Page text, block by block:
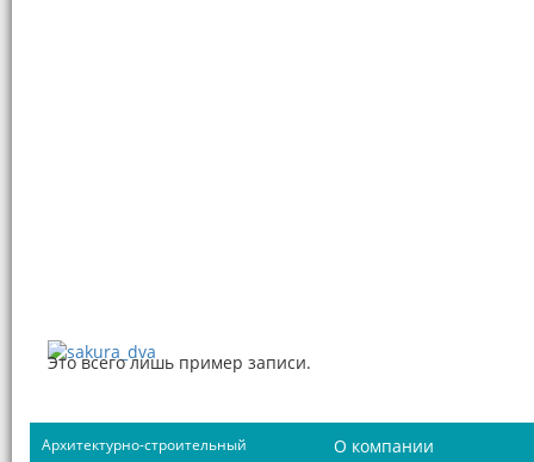
Это всего лишь пример записи.
Архитектурно-строительный
О компании